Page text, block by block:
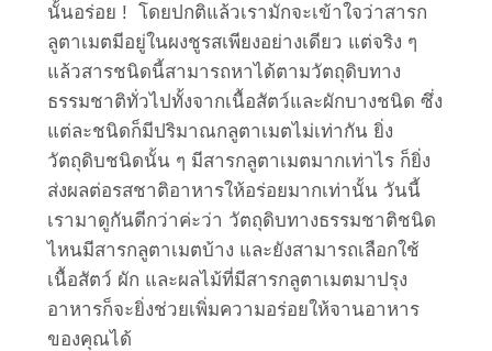
นั้นอร่อย ! โดยปกติแล้วเรามักจะเข้าใจว่าสารก
ลูตาเมตมีอยู่ในผงชูรสเพียงอย่างเดียว แต่จริง ๆ
แล้วสารชนิดนี้สามารถหาได้ตามวัตถุดิบทาง
ธรรมชาติทั่วไปทั้งจากเนื้อสัตว์และผักบางชนิด ซึ่ง
แต่ละชนิดก็มีปริมาณกลูตาเมตไม่เท่ากัน ยิ่ง
วัตถุดิบชนิดนั้น ๆ มีสารกลูตาเมตมากเท่าไร ก็ยิ่ง
ส่งผลต่อรสชาติอาหารให้อร่อยมากเท่านั้น วันนี้
เรามาดูกันดีกว่าค่ะว่า วัตถุดิบทางธรรมชาติชนิด
ไหนมีสารกลูตาเมตบ้าง และยังสามารถเลือกใช้
เนื้อสัตว์ ผัก และผลไม้ที่มีสารกลูตาเมตมาปรุง
อาหารก็จะยิ่งช่วยเพิ่มความอร่อยให้จานอาหาร
ของคุณได้